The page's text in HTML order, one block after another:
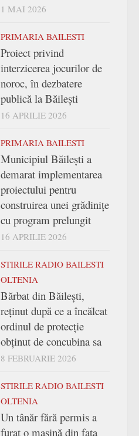
1 MAI 2026
PRIMARIA BAILESTI
Proiect privind
interzicerea jocurilor de
noroc, în dezbatere
publică la Băilești
16 APRILIE 2026
PRIMARIA BAILESTI
Municipiul Băilești a
demarat implementarea
proiectului pentru
construirea unei grădinițe
cu program prelungit
16 APRILIE 2026
STIRILE RADIO BAILESTI
OLTENIA
Bărbat din Băilești,
reținut după ce a încălcat
ordinul de protecție
obținut de concubina sa
8 FEBRUARIE 2026
STIRILE RADIO BAILESTI
OLTENIA
Un tânăr fără permis a
furat o mașină din fața